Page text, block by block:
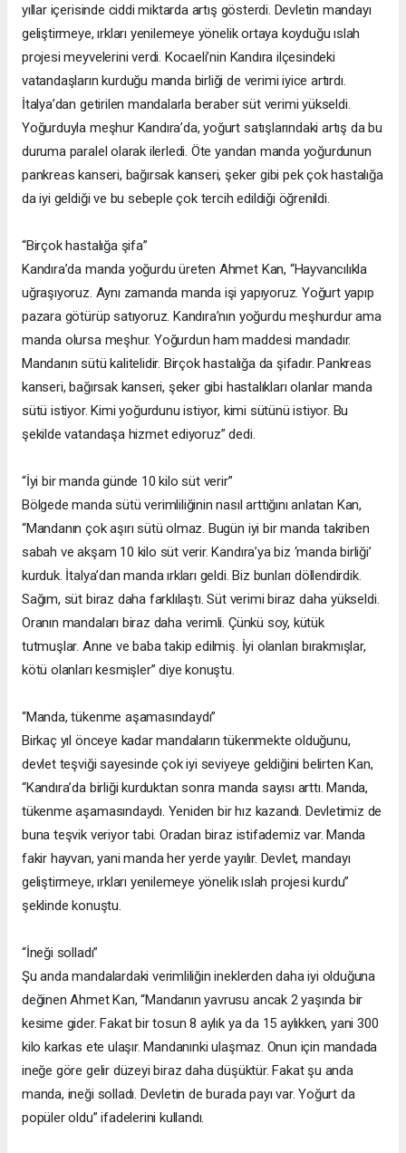
yıllar içerisinde ciddi miktarda artış gösterdi. Devletin mandayı
geliştirmeye, ırkları yenilemeye yönelik ortaya koyduğu ıslah
projesi meyvelerini verdi. Kocaeli’nin Kandıra ilçesindeki
vatandaşların kurduğu manda birliği de verimi iyice artırdı.
İtalya’dan getirilen mandalarla beraber süt verimi yükseldi.
Yoğurduyla meşhur Kandıra’da, yoğurt satışlarındaki artış da bu
duruma paralel olarak ilerledi. Öte yandan manda yoğurdunun
pankreas kanseri, bağırsak kanseri, şeker gibi pek çok hastalığa
da iyi geldiği ve bu sebeple çok tercih edildiği öğrenildi.
“Birçok hastalığa şifa”
Kandıra’da manda yoğurdu üreten Ahmet Kan, “Hayvancılıkla
uğraşıyoruz. Aynı zamanda manda işi yapıyoruz. Yoğurt yapıp
pazara götürüp satıyoruz. Kandıra’nın yoğurdu meşhurdur ama
manda olursa meşhur. Yoğurdun ham maddesi mandadır.
Mandanın sütü kalitelidir. Birçok hastalığa da şifadır. Pankreas
kanseri, bağırsak kanseri, şeker gibi hastalıkları olanlar manda
sütü istiyor. Kimi yoğurdunu istiyor, kimi sütünü istiyor. Bu
şekilde vatandaşa hizmet ediyoruz” dedi.
“İyi bir manda günde 10 kilo süt verir”
Bölgede manda sütü verimliliğinin nasıl arttığını anlatan Kan,
“Mandanın çok aşırı sütü olmaz. Bugün iyi bir manda takriben
sabah ve akşam 10 kilo süt verir. Kandıra’ya biz ‘manda birliği’
kurduk. İtalya’dan manda ırkları geldi. Biz bunları döllendirdik.
Sağım, süt biraz daha farklılaştı. Süt verimi biraz daha yükseldi.
Oranın mandaları biraz daha verimli. Çünkü soy, kütük
tutmuşlar. Anne ve baba takip edilmiş. İyi olanları bırakmışlar,
kötü olanları kesmişler” diye konuştu.
“Manda, tükenme aşamasındaydı”
Birkaç yıl önceye kadar mandaların tükenmekte olduğunu,
devlet teşviği sayesinde çok iyi seviyeye geldiğini belirten Kan,
“Kandıra’da birliği kurduktan sonra manda sayısı arttı. Manda,
tükenme aşamasındaydı. Yeniden bir hız kazandı. Devletimiz de
buna teşvik veriyor tabi. Oradan biraz istifademiz var. Manda
fakir hayvan, yani manda her yerde yayılır. Devlet, mandayı
geliştirmeye, ırkları yenilemeye yönelik ıslah projesi kurdu”
şeklinde konuştu.
“İneği solladı”
Şu anda mandalardaki verimliliğin ineklerden daha iyi olduğuna
değinen Ahmet Kan, “Mandanın yavrusu ancak 2 yaşında bir
kesime gider. Fakat bir tosun 8 aylık ya da 15 aylıkken, yani 300
kilo karkas ete ulaşır. Mandanınki ulaşmaz. Onun için mandada
ineğe göre gelir düzeyi biraz daha düşüktür. Fakat şu anda
manda, ineği solladı. Devletin de burada payı var. Yoğurt da
popüler oldu” ifadelerini kullandı.